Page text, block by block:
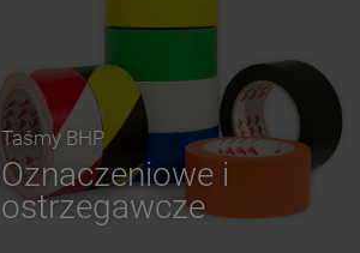
Taśmy BHP
Oznaczeniowe i
ostrzegawcze